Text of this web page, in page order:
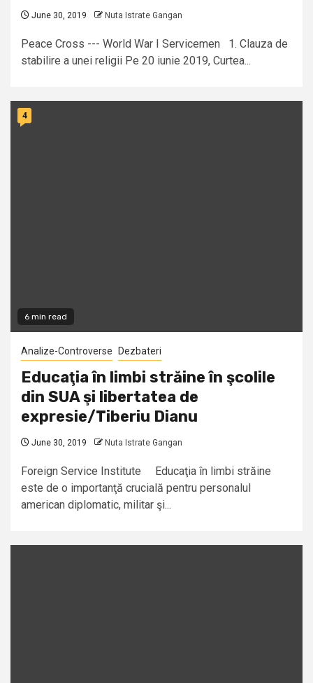
June 30, 2019 Nuta Istrate Gangan
Peace Cross --- World War I Servicemen 1. Clauza de
stabilire a unei religii Pe 20 iunie 2019, Curtea...
6 min read
4
Analize-Controverse Dezbateri
Educaţia în limbi străine în şcolile
din SUA şi libertatea de
expresie/Tiberiu Dianu
June 30, 2019 Nuta Istrate Gangan
Foreign Service Institute Educaţia în limbi străine
este de o importanţă crucială pentru personalul
american diplomatic, militar şi...